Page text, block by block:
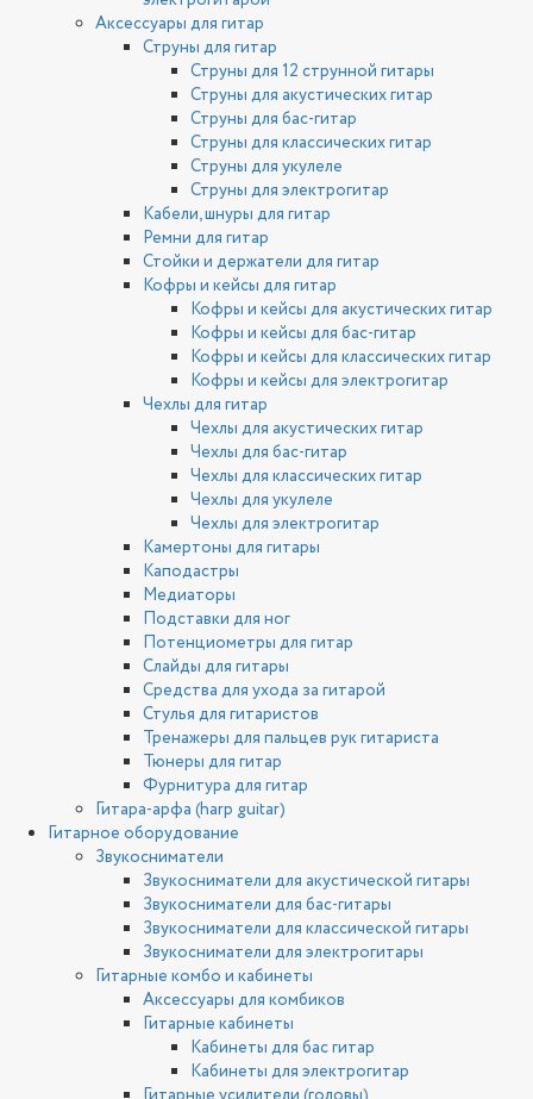
Аксессуары для гитар
Струны для гитар
Струны для 12 струнной гитары
Струны для акустических гитар
Струны для бас-гитар
Струны для классических гитар
Струны для укулеле
Струны для электрогитар
Кабели, шнуры для гитар
Ремни для гитар
Стойки и держатели для гитар
Кофры и кейсы для гитар
Кофры и кейсы для акустических гитар
Кофры и кейсы для бас-гитар
Кофры и кейсы для классических гитар
Кофры и кейсы для электрогитар
Чехлы для гитар
Чехлы для акустических гитар
Чехлы для бас-гитар
Чехлы для классических гитар
Чехлы для укулеле
Чехлы для электрогитар
Камертоны для гитары
Каподастры
Медиаторы
Подставки для ног
Потенциометры для гитар
Слайды для гитары
Средства для ухода за гитарой
Стулья для гитаристов
Тренажеры для пальцев рук гитариста
Тюнеры для гитар
Фурнитура для гитар
Гитара-арфа (harp guitar)
Гитарное оборудование
Звукосниматели
Звукосниматели для акустической гитары
Звукосниматели для бас-гитары
Звукосниматели для классической гитары
Звукосниматели для электрогитары
Гитарные комбо и кабинеты
Аксессуары для комбиков
Гитарные кабинеты
Кабинеты для бас гитар
Кабинеты для электрогитар